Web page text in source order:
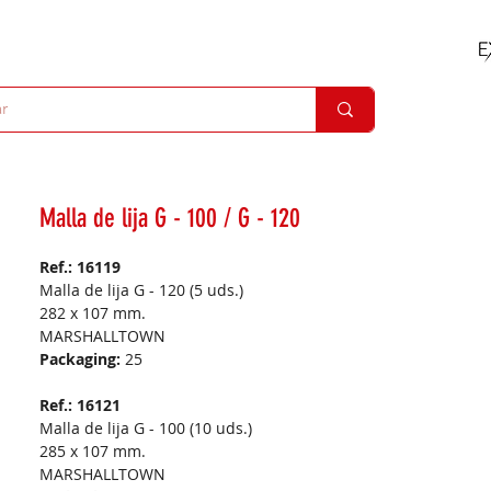
Malla de lija G - 100 / G - 120
Ref.: 16119
Malla de lija G - 120 (5 uds.)
282 x 107 mm.
MARSHALLTOWN
Packaging: 25
Ref.: 16121
Malla de lija G - 100 (10 uds.)
285 x 107 mm.
MARSHALLTOWN